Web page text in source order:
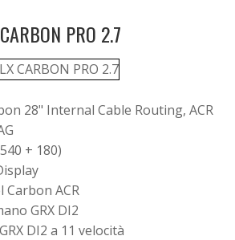
PRO 2.7
28" Internal Cable Routing, ACR
+ 180)
Carbon ACR
GRX DI2
DI2 a 11 velocità